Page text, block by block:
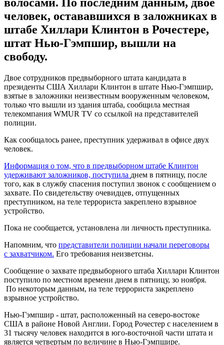
человек, остававшихся в заложниках в
штабе Хиллари Клинтон в Рочестере,
штат Нью-Гэмпшир, вышли на
свободу.
Двое сотрудников предвыборного штата кандидата в
президенты США Хиллари Клинтон в штате Нью-Гэмпшир,
взятые в заложники неизвестным вооруженным человеком,
только что вышли из здания штаба, сообщила местная
телекомпания WMUR TV cо ссылкой на представителей
полиции.
Как сообщалось ранее, преступник удерживал в офисе двух
человек.
Информация о том, что в предвыборном штабе Клинтон
удерживают заложников, поступила днем в пятницу, после
того, как в службу спасения поступил звонок с сообщением о
захвате. По свидетельству очевидцев, отпущенных
преступником, на теле террориста закреплено взрывное
устройство.
Пока не сообщается, установлена ли личность преступника.
Напомним, что представители полиции начали переговоры
с захватчиком. Его требования неизветсны.
Сообщение о захвате предвыборного штаба Хиллари Клинтон
поступило по местном времени днем в пятницу, зо ноября.
По некоторым данным, на теле террориста закреплено
взрывное устройство.
Нью-Гэмпшир - штат, расположенный на северо-востоке
США в районе Новой Англии. Город Рочестер с населением в
31 тысячу человек находится в юго-восточной части штата и
является четвертым по величине в Нью-Гэмпшире.